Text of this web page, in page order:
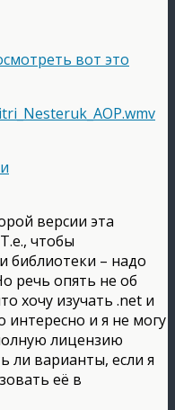
вот это
версии эта
чтобы
библиотеки – надо
речь опять не об
хочу изучать .net и
интересно и я не могу
лицензию
ли варианты, если я
её в